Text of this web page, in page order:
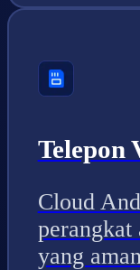
Telepon
Cloud
yang